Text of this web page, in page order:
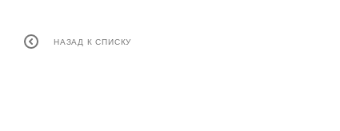
НАЗАД К СПИСКУ